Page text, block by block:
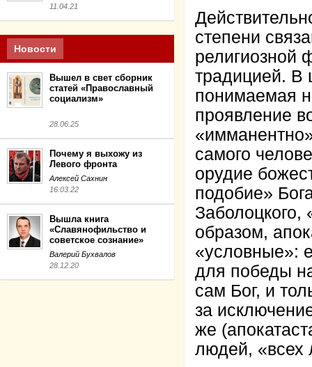
11.04.21
Новости
Вышел в свет сборник
статей «Православный
социализм»
28.06.25
Почему я выхожу из
Левого фронта
Алексей Сахнин
16.03.22
Вышла книга
«Славянофильство и
советское сознание»
Валерий Бухвалов
28.12.20
степени
религиозной
традицией. В
понимаемая
проявление
самого
орудие
подобие»
образом,
«условные»:
для победы
сам Бог, и
за
же
людей, «всех